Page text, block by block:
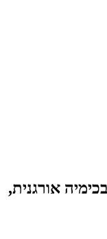
אורגנית,